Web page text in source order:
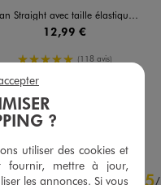
Straight avec taille élastique ajustable fille
12,99 €
5/5 de moyenne
(118 avis)
AJOUTER
5/
?
utiliser des cookies et
fournir, mettre à jour,
les annonces. Si vous